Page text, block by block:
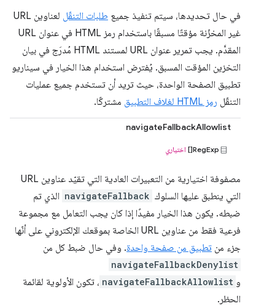
في حال تحديدها، سيتم تنفيذ جميع طلبات التنقّل
لعناوين URL
غير المخزّنة مؤقتًا مسبقًا باستخدام رمز HTML في عنوان URL
المقدَّم. يجب تمرير عنوان URL لمستند HTML مُدرَج في بيان
التخزين المؤقت المسبق. يُفترض استخدام هذا الخيار في سيناريو
تطبيق الصفحة الواحدة، حيث تريد أن تستخدم جميع عمليات
التنقّل رمز HTML لغلاف التطبيق مشتركًا.
navigateFallbackAllowlist
RegExp[] اختياري
مصفوفة اختيارية من التعبيرات العادية التي تقيّد عناوين URL
التي ينطبق عليها السلوك navigateFallback الذي تم
ضبطه. يكون هذا الخيار مفيدًا إذا كان يجب التعامل مع مجموعة
فرعية فقط من عناوين URL الخاصة بموقعك الإلكتروني على أنّها
جزء من تطبيق من صفحة واحدة. وفي حال ضبط كل من
navigateFallbackDenylist
و navigateFallbackAllowlist ، تكون الأولوية لقائمة
الحظر.